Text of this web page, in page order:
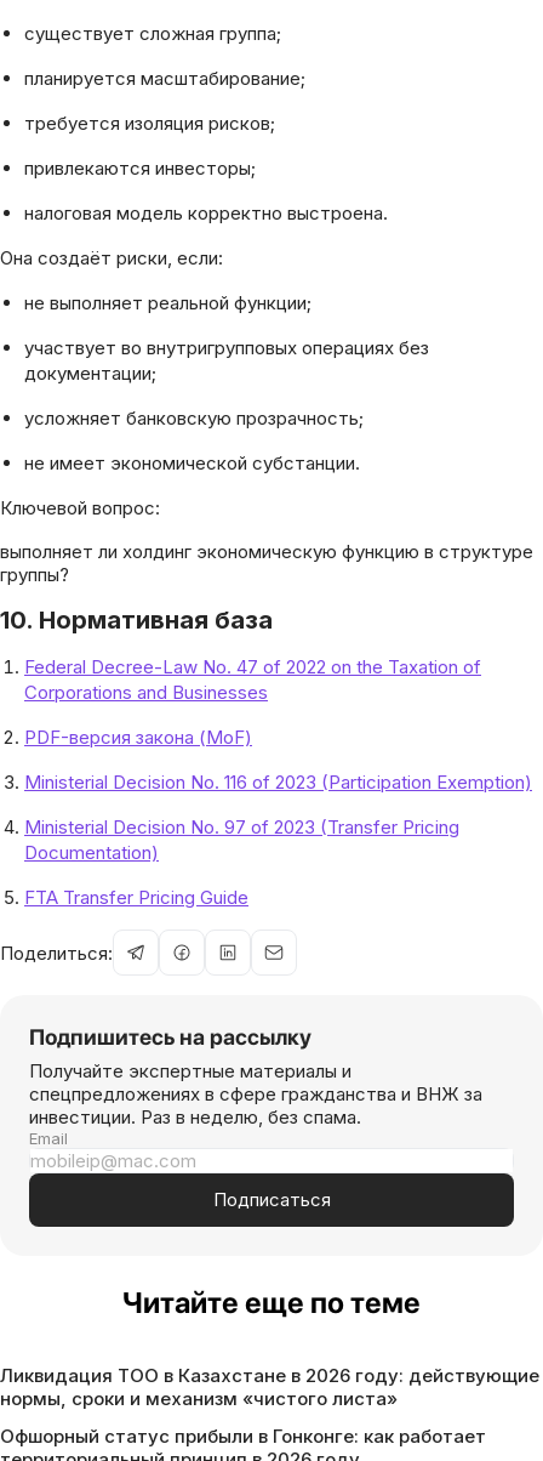
существует сложная группа;
планируется масштабирование;
требуется изоляция рисков;
привлекаются инвесторы;
налоговая модель корректно выстроена.
Она создаёт риски, если:
не выполняет реальной функции;
участвует во внутригрупповых операциях без
документации;
усложняет банковскую прозрачность;
не имеет экономической субстанции.
Ключевой вопрос:
выполняет ли холдинг экономическую функцию в структуре
группы?
10. Нормативная база
Federal Decree-Law No. 47 of 2022 on the Taxation of
Corporations and Businesses
PDF-версия закона (MoF)
Ministerial Decision No. 116 of 2023 (Participation Exemption)
Ministerial Decision No. 97 of 2023 (Transfer Pricing
Documentation)
FTA Transfer Pricing Guide
Поделиться:
Подпишитесь на рассылку
Получайте экспертные материалы и
спецпредложениях в сфере гражданства и ВНЖ за
инвестиции. Раз в неделю, без спама.
Email
Подписаться
Читайте еще по теме
Ликвидация ТОО в Казахстане в 2026 году: действующие
нормы, сроки и механизм «чистого листа»
Офшорный статус прибыли в Гонконге: как работает